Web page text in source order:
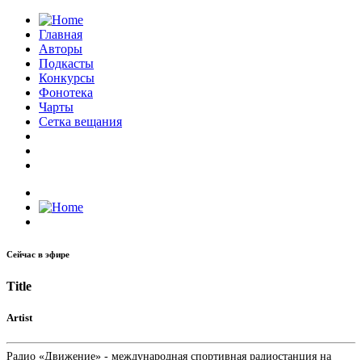
Главная
Авторы
Подкасты
Конкурсы
Фонотека
Чарты
Сетка вещания
Сейчас в эфире
Title
Artist
Радио «Движение» - международная спортивная радиостанция на